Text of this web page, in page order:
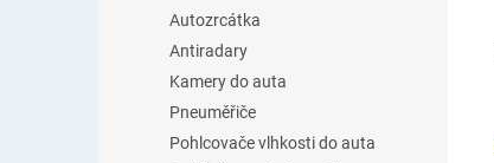
Autozrcátka
Antiradary
Kamery do auta
Pneuměřiče
Pohlcovače vlhkosti do auta